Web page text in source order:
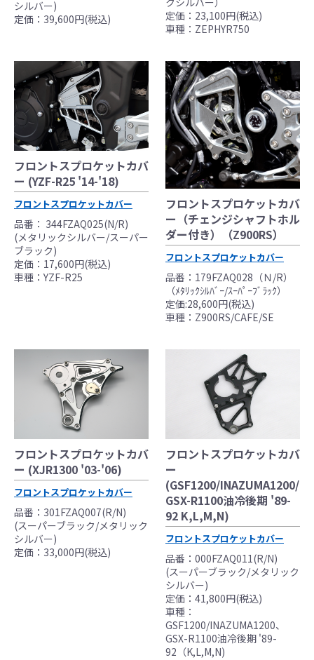
シルバー)
定価：39,600円(税込)
定価：23,100円(税込)
車種：ZEPHYR750
フロントスプロケットカバ
ー (YZF-R25 '14-'18)
フロントスプロケットカバー
品番： 344FZAQ025(N/R)
(メタリックシルバー/スーパー
ブラック)
定価：17,600円(税込)
車種：YZF-R25
フロントスプロケットカバ
ー（チェンジシャフトホル
ダー付き）（Z900RS）
フロントスプロケットカバー
品番：179FZAQ028（Ｎ/R）
（ﾒﾀﾘｯｸｼﾙﾊﾞｰ/ｽｰﾊﾟｰﾌﾞﾗｯｸ）
定価:28,600円(税込)
車種：Z900RS/CAFE/SE
フロントスプロケットカバ
ー (XJR1300 '03-'06)
フロントスプロケットカバー
品番：301FZAQ007(R/N)
(スーパーブラック/メタリック
シルバー)
定価：33,000円(税込)
フロントスプロケットカバ
ー
(GSF1200/INAZUMA1200/
GSX-R1100油冷後期 '89-
92 K,L,M,N)
フロントスプロケットカバー
品番：000FZAQ011(R/N)
(スーパーブラック/メタリック
シルバー)
定価：41,800円(税込)
車種：
GSF1200/INAZUMA1200、
GSX-R1100油冷後期 '89-
92（K,L,M,N)